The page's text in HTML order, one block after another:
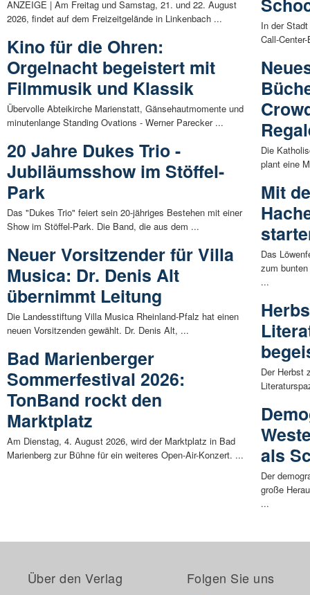
ANZEIGE | Am Freitag und Samstag, 21. und 22. August
2026, findet auf dem Freizeitgelände in Linkenbach ...
Kino für die Ohren:
Orgelnacht begeistert mit
Filmmusik und Klassik
Übervolle Abteikirche Marienstatt, Gänsehautmomente und
minutenlange Standing Ovations - Werner Parecker ...
20 Jahre Dukes Trio -
Jubiläumsshow im Stöffel-
Park
Das "Dukes Trio" feiert sein 20-jähriges Bestehen mit einer
Show im Stöffel-Park. Die Band, die aus dem ...
Neuer Vorsitzender für Villa
Musica: Dr. Denis Alt
übernimmt Leitung
Die Landesstiftung Villa Musica Rheinland-Pfalz hat einen
neuen Vorsitzenden gewählt. Dr. Denis Alt, ...
Bad Marienberger
Sommerfestival 2026:
TonBand rockt den
Marktplatz
Am Dienstag, 4. August 2026, wird der Marktplatz in Bad
Marienberg zur Bühne für ein weiteres Open-Air-Konzert. ...
In der
Call-
Die
plant eine
Mit
Das
zum
...
Der Herbst
als
Der
große
...
Über den Verlag Folgen Sie uns